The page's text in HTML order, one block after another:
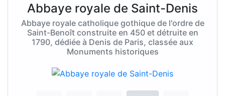
Abbaye royale de Saint-Denis
Abbaye royale catholique gothique de l'ordre de
Saint-Benoît construite en 450 et détruite en
1790, dédiée à Denis de Paris, classée aux
Monuments historiques